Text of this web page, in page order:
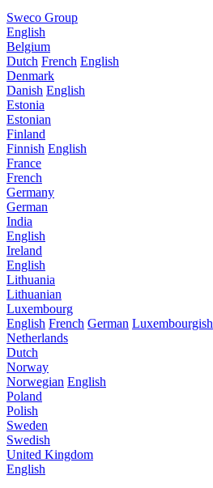
Sweco Group
English
Belgium
Dutch French English
Denmark
Danish English
Estonia
Estonian
Finland
Finnish English
France
French
Germany
German
India
English
Ireland
English
Lithuania
Lithuanian
Luxembourg
English French German Luxembourgish
Netherlands
Dutch
Norway
Norwegian English
Poland
Polish
Sweden
Swedish
United Kingdom
English